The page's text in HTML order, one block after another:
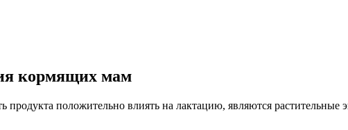
кормящих мам
положительно влиять на лактацию, являются